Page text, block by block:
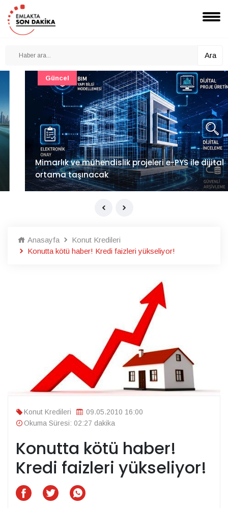
Ara
Mimarlık ve mühendislik projeleri e-PYS ile dijital
ortama taşınacak
Güncel
Anasayfa
Konut Kredileri
Konutta kötü haber! Kredi faizleri yükseliyor!
Konut Kredileri
09.05.2010 16:00
Okuma Süresi: 02:27 dakika
Konutta kötü haber!
Kredi faizleri yükseliyor!